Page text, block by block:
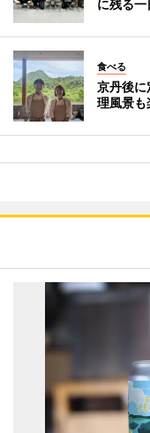
に残る一
食べる
京丹後
理風景も